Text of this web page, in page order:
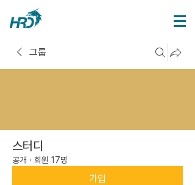
그룹
스터디
공개 · 회원 17명
가입